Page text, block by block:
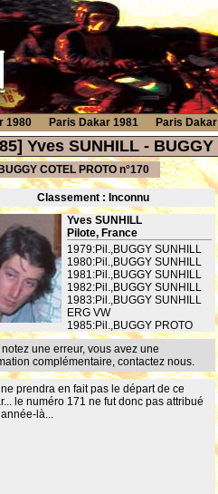
Yves SUNHILL - BUGGY
BUGGY COTEL PROTO n°170
Classement : Inconnu
Yves SUNHILL
Pilote, France
1979:Pil.,BUGGY SUNHILL
1980:Pil.,BUGGY SUNHILL
1981:Pil.,BUGGY SUNHILL
1982:Pil.,BUGGY SUNHILL
1983:Pil.,BUGGY SUNHILL
ERG VW
1985:Pil.,BUGGY PROTO
notez une erreur, vous avez une
complémentaire, contactez nous.
prendra en fait pas le départ de ce
le numéro 171 ne fut donc pas attribué
là...
1980 Paris Dakar 1981 Paris